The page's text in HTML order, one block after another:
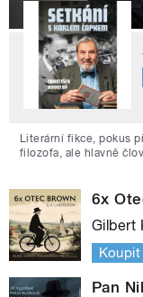
Literární fikce, pokus
filozofa, ale hlavně
6x
Gilbert
Koupit
Pan